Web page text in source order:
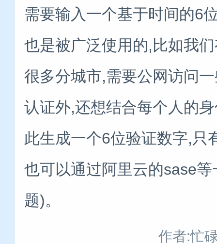
需要输入一个基于时间的6
也是被广泛使用的,比如我
很多分城市,需要公网访问
认证外,还想结合每个人的
此生成一个6位验证数字,只
也可以通过阿里云的sase
题)。
作者:忙